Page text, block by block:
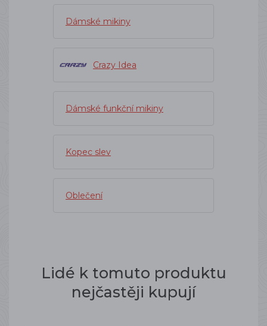
Dámské mikiny
Crazy Idea
Dámské funkční mikiny
Kopec slev
Oblečení
Lidé k tomuto produktu
nejčastěji kupují